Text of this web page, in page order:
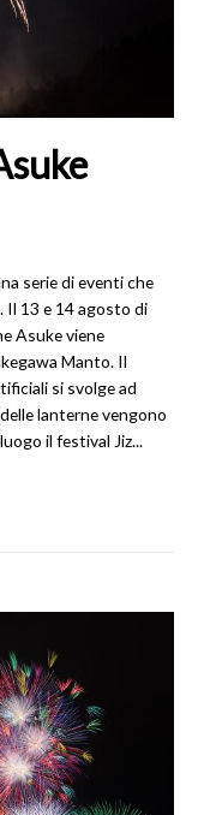
serie di eventi che
Il 13 e 14 agosto di
Asuke viene
Manto. Il
si svolge ad
lanterne vengono
il festival Jiz...